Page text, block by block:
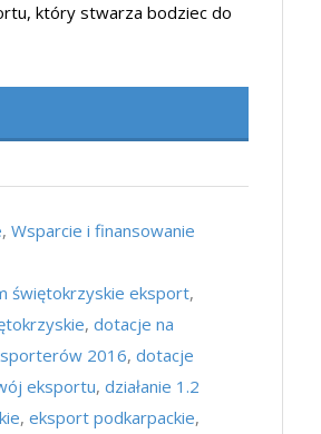
który stwarza bodziec do
, Wsparcie i finansowanie
świętokrzyskie eksport,
, dotacje na
2016, dotacje
eksportu, działanie 1.2
, eksport podkarpackie,